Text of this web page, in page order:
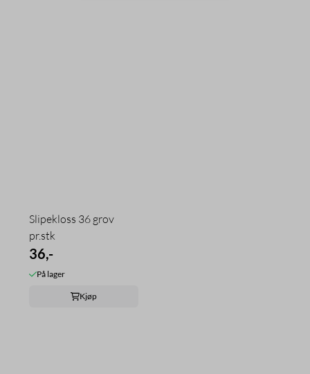
Slipekloss 36 grov
pr.stk
36,-
På lager
Kjøp